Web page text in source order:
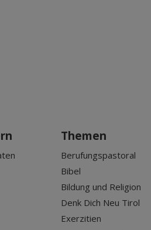
Themen
Berufungspastoral
Bibel
Bildung und Religion
Denk Dich Neu Tirol
Exerzitien